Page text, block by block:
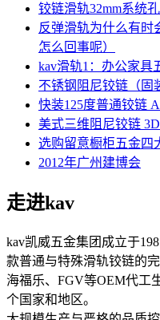
铰链滑轨32mm系统
反弹滑轨为什么有时
怎么回事呢）
kav滑轨1：办公家
不锈钢阻尼铰链（固
快装125度普通铰链
美式三维阻尼铰链
选购留意橱柜五金四
2012年广州建博会
走进kav
kav凯威五金集团成立于
款普通与特殊滑轨铰链的
海福乐、FGV等OEM代工
个国家和地区。